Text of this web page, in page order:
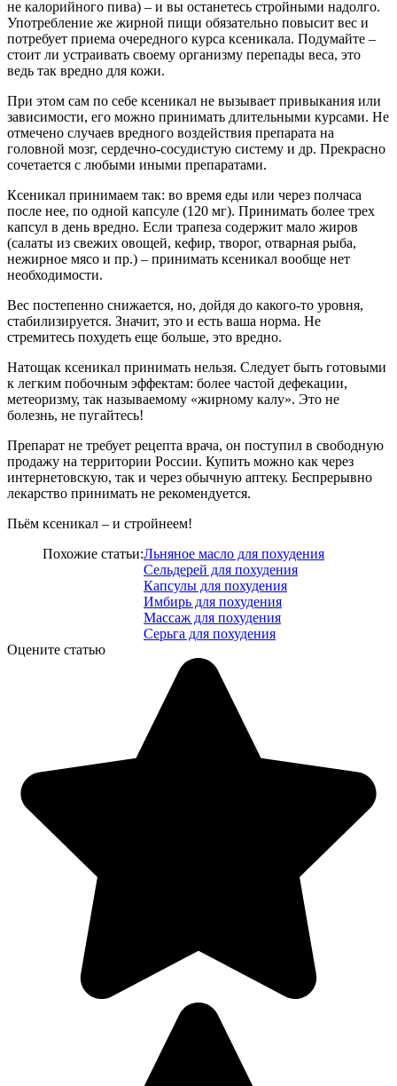
не калорийного пива) – и вы останетесь стройными надолго.
Употребление же жирной пищи обязательно повысит вес и
потребует приема очередного курса ксеникала. Подумайте –
стоит ли устраивать своему организму перепады веса, это
ведь так вредно для кожи.
При этом сам по себе ксеникал не вызывает привыкания или
зависимости, его можно принимать длительными курсами. Не
отмечено случаев вредного воздействия препарата на
головной мозг, сердечно-сосудистую систему и др. Прекрасно
сочетается с любыми иными препаратами.
Ксеникал принимаем так: во время еды или через полчаса
после нее, по одной капсуле (120 мг). Принимать более трех
капсул в день вредно. Если трапеза содержит мало жиров
(салаты из свежих овощей, кефир, творог, отварная рыба,
нежирное мясо и пр.) – принимать ксеникал вообще нет
необходимости.
Вес постепенно снижается, но, дойдя до какого-то уровня,
стабилизируется. Значит, это и есть ваша норма. Не
стремитесь похудеть еще больше, это вредно.
Натощак ксеникал принимать нельзя. Следует быть готовыми
к легким побочным эффектам: более частой дефекации,
метеоризму, так называемому «жирному калу». Это не
болезнь, не пугайтесь!
Препарат не требует рецепта врача, он поступил в свободную
продажу на территории России. Купить можно как через
интернетовскую, так и через обычную аптеку. Беспрерывно
лекарство принимать не рекомендуется.
Пьём ксеникал – и стройнеем!
Похожие статьи:Льняное масло для похудения
Сельдерей для похудения
Капсулы для похудения
Имбирь для похудения
Массаж для похудения
Серьга для похудения
Оцените статью